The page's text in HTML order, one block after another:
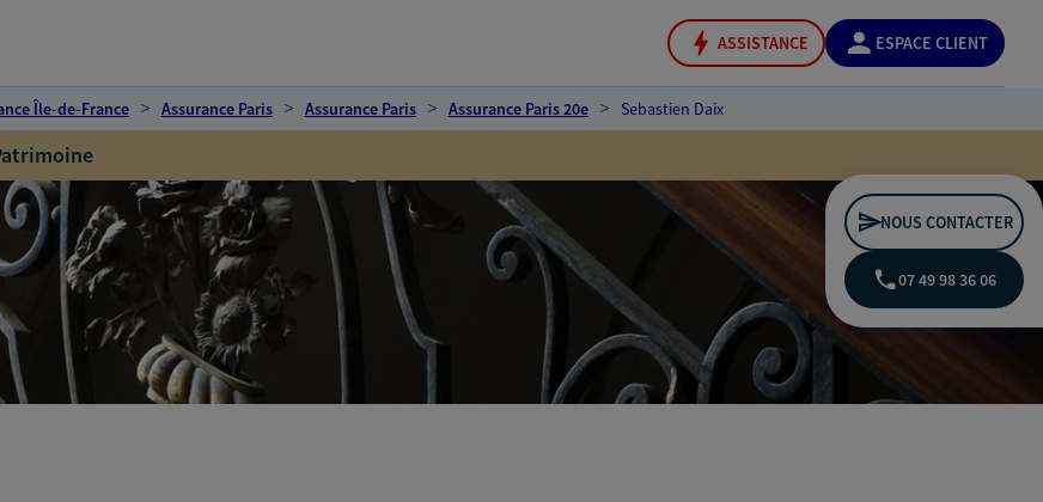
ASSISTANCE ESPACE CLIENT
Île-de-France Assurance Paris Assurance Paris Assurance Paris 20e Sebastien Daix
NOUS CONTACTER
07 49 98 36 06